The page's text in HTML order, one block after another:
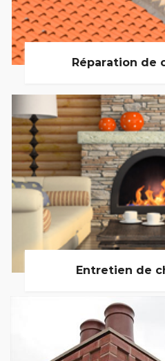
Réparation de
Entretien de